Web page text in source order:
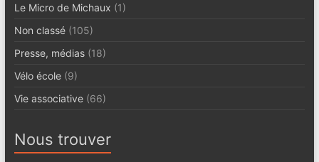
Le Micro de Michaux (1)
Non classé(105)
Presse, médias(18)
Vélo école(9)
Vie associative(66)
Nous trouver